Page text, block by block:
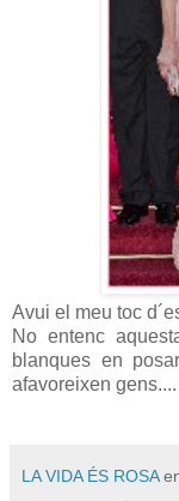
Avui el meu toc
No entenc
blanques en
afavoreixen
LA VIDA ÉS ROSA